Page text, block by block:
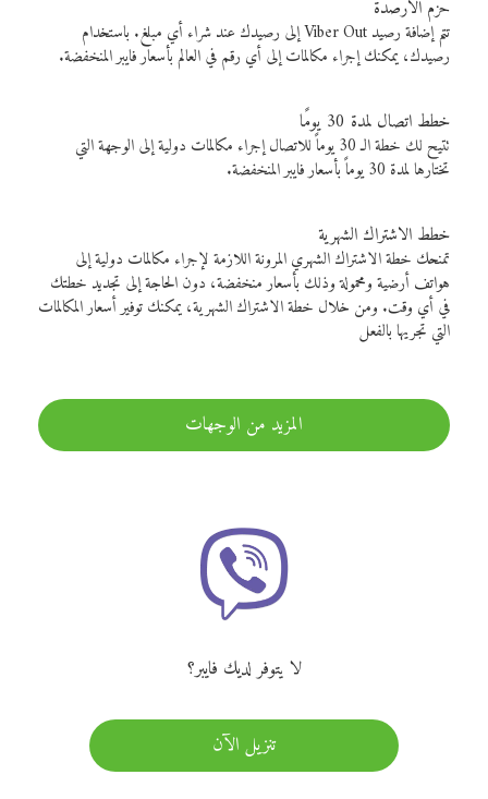
حزم الأرصدة
تتم إضافة رصيد Viber Out إلى رصيدك عند شراء أي مبلغ. باستخدام
رصيدك، يمكنك إجراء مكالمات إلى أي رقم في العالم بأسعار فايبر المنخفضة.
خطط اتصال لمدة 30 يومًا
تتيح لك خطة الـ 30 يوماً للاتصال إجراء مكالمات دولية إلى الوجهة التي
تختارها لمدة 30 يوماً بأسعار فايبر المنخفضة.
خطط الاشتراك الشهرية
تمنحك خطة الاشتراك الشهري المرونة اللازمة لإجراء مكالمات دولية إلى
هواتف أرضية ومحمولة وذلك بأسعار منخفضة، دون الحاجة إلى تجديد خطتك
في أي وقت. ومن خلال خطة الاشتراك الشهرية، يمكنك توفير أسعار المكالمات
التي تجريها بالفعل
المزيد من الوجهات
لا يتوفر لديك فايبر؟
تنزيل الآن